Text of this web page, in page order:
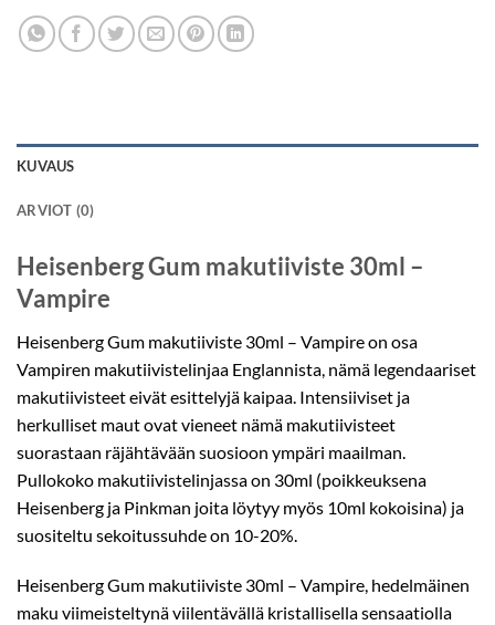
KUVAUS
ARVIOT (0)
Heisenberg Gum makutiiviste 30ml –
Vampire
Heisenberg Gum makutiiviste 30ml – Vampire on osa
Vampiren makutiivistelinjaa Englannista, nämä legendaariset
makutiivisteet eivät esittelyjä kaipaa. Intensiiviset ja
herkulliset maut ovat vieneet nämä makutiivisteet
suorastaan räjähtävään suosioon ympäri maailman.
Pullokoko makutiivistelinjassa on 30ml (poikkeuksena
Heisenberg ja Pinkman joita löytyy myös 10ml kokoisina) ja
suositeltu sekoitussuhde on 10-20%.
Heisenberg Gum makutiiviste 30ml – Vampire, hedelmäinen
maku viimeisteltynä viilentävällä kristallisella sensaatiolla